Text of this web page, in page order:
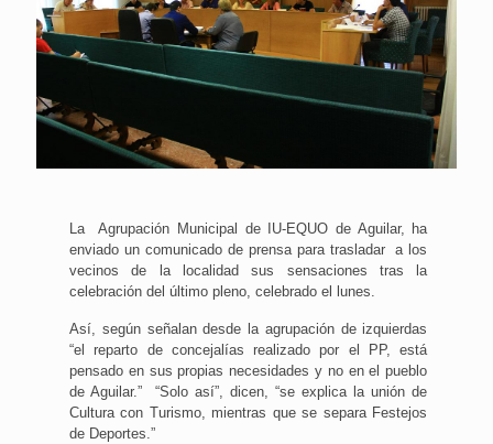
La Agrupación Municipal de IU-EQUO de Aguilar, ha
enviado un comunicado de prensa para trasladar a los
vecinos de la localidad sus sensaciones tras la
celebración del último pleno, celebrado el lunes.
Así, según señalan desde la agrupación de izquierdas
“el reparto de concejalías realizado por el PP, está
pensado en sus propias necesidades y no en el pueblo
de Aguilar.” “Solo así”, dicen, “se explica la unión de
Cultura con Turismo, mientras que se separa Festejos
de Deportes.”